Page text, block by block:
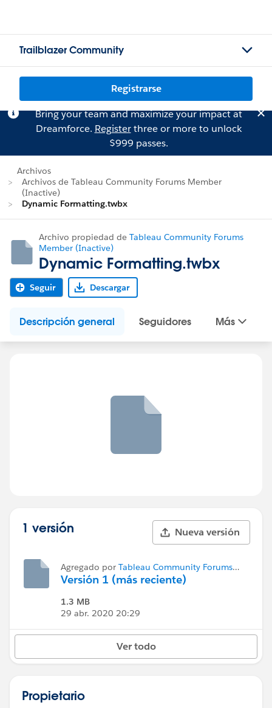
Trailblazer Community
Registrarse
Bring your team and maximize your impact at
Dreamforce. Registerthree or more to unlock
$999 passes.
Archivos
Archivos de Tableau Community Forums Member
(Inactive)
Dynamic Formatting.twbx
Archivo propiedad de Tableau Community Forums
Member (Inactive)
Dynamic Formatting.twbx
Seguir Descargar
Descripción general Seguidores Más
1 versión Nueva versión
Agregado por Tableau Community Forums
Member (Inactive)
Versión 1 (más reciente)
1.3 MB
29 abr. 2020 20:29
Ver todo
Propietario